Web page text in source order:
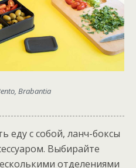
Brabantia
еду с собой, ланч-боксы
Выбирайте
отделениями